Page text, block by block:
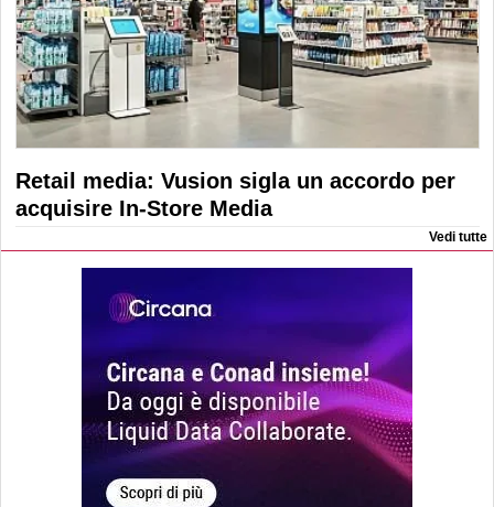
Retail media: Vusion sigla un accordo per
acquisire In-Store Media
Vedi tutte